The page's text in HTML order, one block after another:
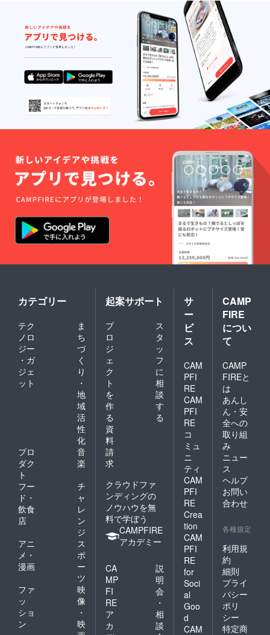
カテゴリー
テク
ノロ
ジー
・ガ
ジェ
ット
ま
ち
づ
く
り
・
地
域
活
性
化
プロ
ダク
ト
音
楽
フー
ド・
飲食
店
チ
ャ
レ
ン
ジ
アニ
メ・
漫画
ス
ポ
ー
ツ
ファ
ッ
ショ
ン
映
像
・
映
起案サポート
プ
ロ
ジ
ェ
ク
ト
を
作
る
ス
タ
ッ
フ
に
相
談
す
る
資
料
請
求
クラウドファ
ンディングの
ノウハウを無
料で学ぼう
CAMPFIRE
アカデミー
CA
MP
FI
RE
ア
カ
説
明
会
・
相
談
サ
ー
ビ
ス
CAM
PFI
RE
CAM
PFI
RE
コ
ミュ
ニ
ティ
CAM
PFI
RE
Crea
tion
CAM
PFI
RE
for
Soci
al
Goo
d
CAM
CAMP
FIRE
につい
て
CAMP
FIREと
は
あんし
ん・安
全への
取り組
み
ニュー
ス
ヘルプ
お問い
合わせ
各種規定
利用規
約
細則
プライ
バシー
ポリ
シー
特定商